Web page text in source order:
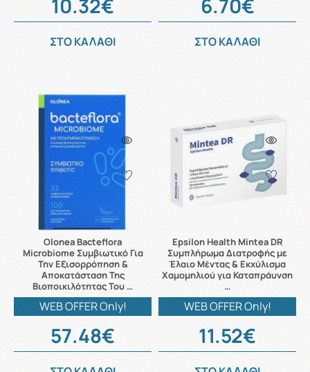
10.32€
ΣΤΟ ΚΑΛΑΘΙ
6.70€
ΣΤΟ ΚΑΛΑΘΙ
Olonea Bacteflora
Microbiome Συμβιωτικό Για
Την Εξισορρόπηση &
Αποκατάσταση Της
Βιοποικιλότητας Του …
WEB OFFER Only!
57.48€
Epsilon Health Mintea DR
Συμπλήρωμα Διατροφής με
Έλαιο Μέντας & Εκχύλισμα
Χαμομηλιού για Καταπράυνση
…
WEB OFFER Only!
11.52€